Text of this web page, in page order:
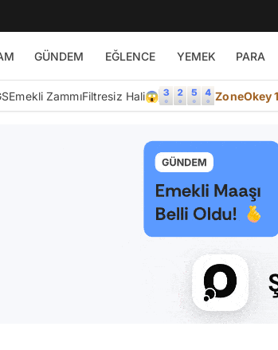
GÜNDEM EĞLENCE YEMEK PARA
Emekli ZammıFiltresiz Hali😱 ZoneOkey